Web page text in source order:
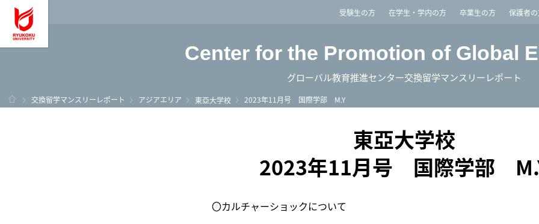
龍谷大学 You, Unlimited受験生の方 在学生・学内の方 卒業生の方 保護者
Center for the Promotion of Global
グローバル教育推進センター交換留学マンスリーレポート
ホーム
交換留学マンスリーレポート アジアエリア 東亞大学校 2023年11月号 国際学部 M.Y
東亞大学校
2023年11月号 国際学部
〇カルチャーショックについて